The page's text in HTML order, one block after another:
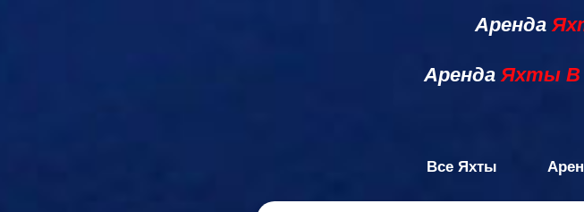
Аренда
АрендаЯхты В
Все Яхты